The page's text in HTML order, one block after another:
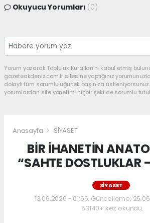
Okuyucu Yorumları (0)
Yorum yazarak Topluluk Kuralları’nı kabul etmiş
gazeteakdeniz.com.tr sitesine yaptığınız
dolaylı tüm sorumluluğu tek başınıza
yorumlardan site yönetimi hiçbir şekilde sorumlu
Anasayfa SİYASET
BİR İHANETİN
“SAHTE DOSTLUKLAR
SİYASET
13.06.2026 - 01:55, Güncelleme:
53140+ kez okundu.